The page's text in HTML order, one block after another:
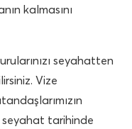
kalmasını
seyahatten
Vize
seyahat tarihinde